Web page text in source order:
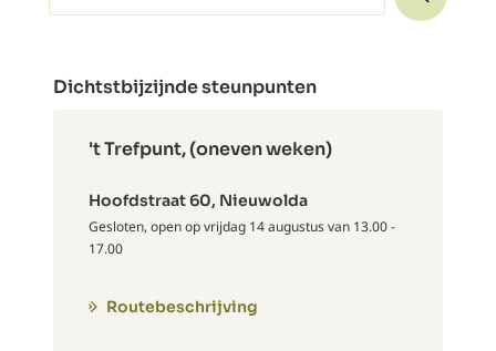
Dichtstbijzijnde steunpunten
't Trefpunt, (oneven weken)
Hoofdstraat 60, Nieuwolda
Gesloten, open op vrijdag 14 augustus van 13.00 -
17.00
Routebeschrijving